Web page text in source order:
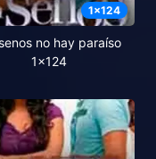
1x124
no hay paraíso
1x124